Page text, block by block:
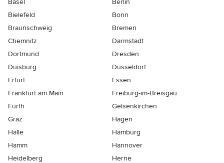
Basel
Berlin
Bielefeld
Bonn
Braunschweig
Bremen
Chemnitz
Darmstadt
Dortmund
Dresden
Duisburg
Düsseldorf
Erfurt
Essen
Frankfurt am Main
Freiburg-im-Breisgau
Fürth
Gelsenkirchen
Graz
Hagen
Halle
Hamburg
Hamm
Hannover
Heidelberg
Herne